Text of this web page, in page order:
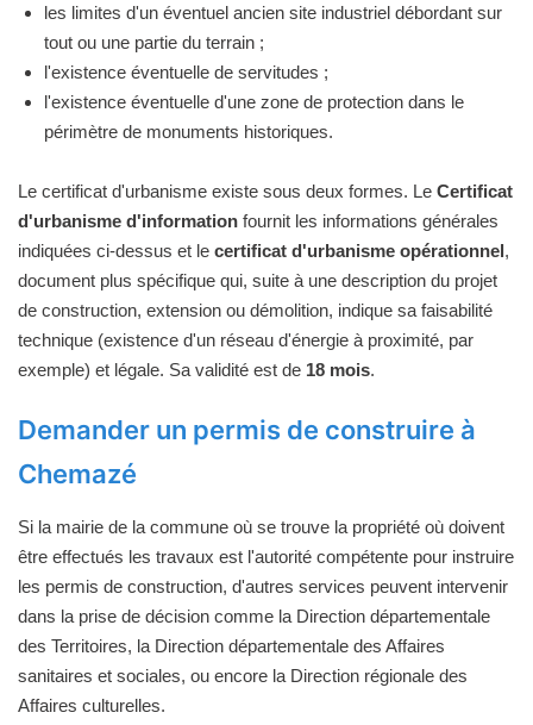
les limites d'un éventuel ancien site industriel débordant sur
tout ou une partie du terrain ;
l'existence éventuelle de servitudes ;
l'existence éventuelle d'une zone de protection dans le
périmètre de monuments historiques.
Le certificat d'urbanisme existe sous deux formes. Le Certificat
d'urbanisme d'information fournit les informations générales
indiquées ci-dessus et le certificat d'urbanisme opérationnel,
document plus spécifique qui, suite à une description du projet
de construction, extension ou démolition, indique sa faisabilité
technique (existence d'un réseau d'énergie à proximité, par
exemple) et légale. Sa validité est de 18 mois.
Demander un permis de construire à
Chemazé
Si la mairie de la commune où se trouve la propriété où doivent
être effectués les travaux est l'autorité compétente pour instruire
les permis de construction, d'autres services peuvent intervenir
dans la prise de décision comme la Direction départementale
des Territoires, la Direction départementale des Affaires
sanitaires et sociales, ou encore la Direction régionale des
Affaires culturelles.